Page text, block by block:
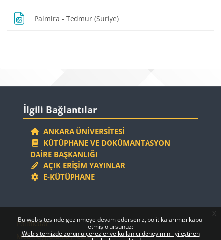
Bu web sitesinde gezinmeye devam ederseniz, politikalarımızı kabul
etmiş olursunuz:
Web sitemizde zorunlu çerezler ve kullanıcı deneyimini iyileştiren
x
Palmira - Tedmur (Suriye)
Bloklar
İlgili Bağlantılar
ANKARA ÜNIVERSITESI
KÜTÜPHANE VE DOKÜMANTASYON
DAIRE BAŞKANLIĞI
AÇIK ERIŞIM YAYINLAR
E-KÜTÜPHANE
Bloklar
Bloklar
Politikalar
Mobil uygulamayı edinin